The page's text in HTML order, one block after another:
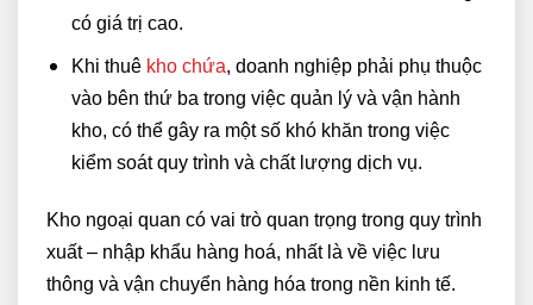
có giá trị cao.
Khi thuê kho chứa, doanh nghiệp phải phụ thuộc
vào bên thứ ba trong việc quản lý và vận hành
kho, có thể gây ra một số khó khăn trong việc
kiểm soát quy trình và chất lượng dịch vụ.
Kho ngoại quan có vai trò quan trọng trong quy trình
xuất – nhập khẩu hàng hoá, nhất là về việc lưu
thông và vận chuyển hàng hóa trong nền kinh tế.